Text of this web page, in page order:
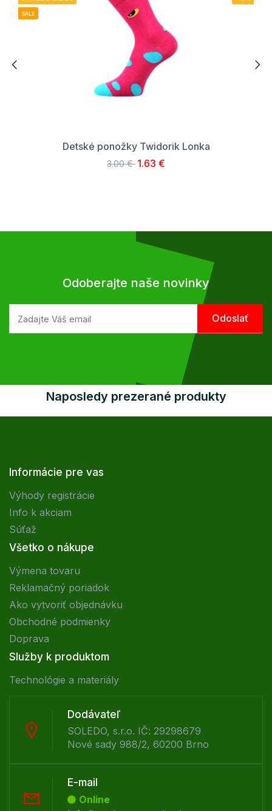
SALE
Detské ponožky Twidorik Lonka
3.00 € 1.63 €
Odoberajte naše novinky
Naposledy prezerané produkty
Informácie pre vas
Výhody registrácie
Info k akciam
Súťaž
Všetko o nákupe
Výmena tovaru
Reklamačný poriadok
Ako vytvoriť objednávku
Obchodné podmienky
Doprava
Služby k produktom
Technológie a materiály
Dodávateľ
SOLEDO, s.r.o. IČ: 29298679
Nové sady 988/2, 60200 Brno
E-mail
Online